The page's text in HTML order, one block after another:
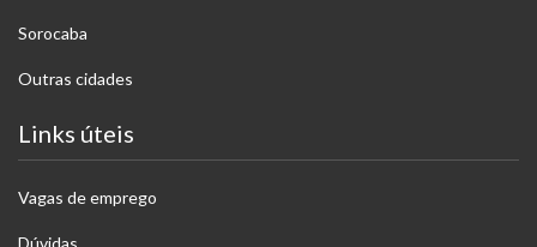
Sorocaba
Outras cidades
Links úteis
Vagas de emprego
Dúvidas